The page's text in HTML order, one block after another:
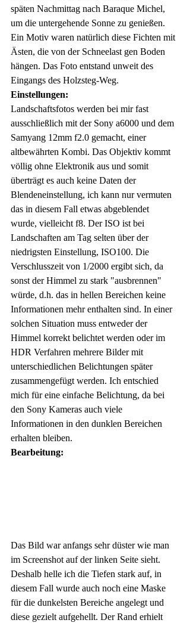
späten Nachmittag nach Baraque Michel,
um die untergehende Sonne zu genießen.
Ein Motiv waren natürlich diese Fichten mit
Ästen, die von der Schneelast gen Boden
hängen. Das Foto entstand unweit des
Eingangs des Holzsteg-Weg.
Einstellungen:
Landschaftsfotos werden bei mir fast
ausschließlich mit der Sony a6000 und dem
Samyang 12mm f2.0 gemacht, einer
altbewährten Kombi. Das Objektiv kommt
völlig ohne Elektronik aus und somit
überträgt es auch keine Daten der
Blendeneinstellung, ich kann nur vermuten
das in diesem Fall etwas abgeblendet
wurde, vielleicht f8. Der ISO ist bei
Landschaften am Tag selten über der
niedrigsten Einstellung, ISO100. Die
Verschlusszeit von 1/2000 ergibt sich, da
sonst der Himmel zu stark "ausbrennen"
würde, d.h. das in hellen Bereichen keine
Informationen mehr enthalten sind. In einer
solchen Situation muss entweder der
Himmel korrekt belichtet werden oder im
HDR Verfahren mehrere Bilder mit
unterschiedlichen Belichtungen später
zusammengefügt werden. Ich entschied
mich für eine einfache Belichtung, da bei
den Sony Kameras auch viele
Informationen in den dunklen Bereichen
erhalten bleiben.
Bearbeitung:
Das Bild war anfangs sehr düster wie man
im Screenshot auf der linken Seite sieht.
Deshalb helle ich die Tiefen stark auf, in
diesem Fall wurde auch noch eine Maske
für die dunkelsten Bereiche angelegt und
diese gezielt aufgehellt. Der Rand erhielt